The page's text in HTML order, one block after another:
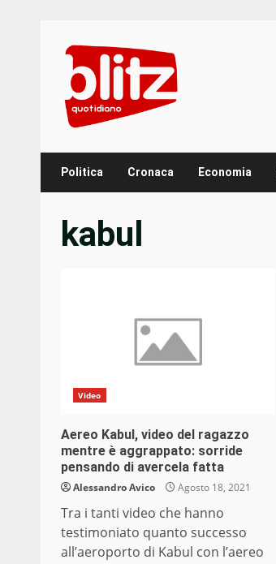
content
Politica Cronaca Economia
kabul
Video
Aereo Kabul, video del ragazzo
mentre è aggrappato: sorride
pensando di avercela fatta
Alessandro Avico Agosto 18, 2021
Tra i tanti video che hanno
testimoniato quanto successo
all’aeroporto di Kabul con l’aereo